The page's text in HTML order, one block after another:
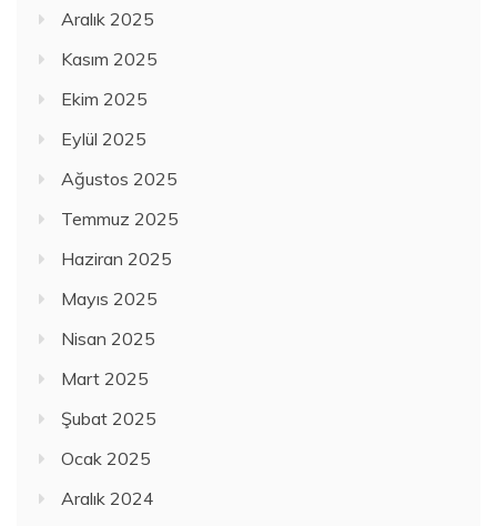
Aralık 2025
Kasım 2025
Ekim 2025
Eylül 2025
Ağustos 2025
Temmuz 2025
Haziran 2025
Mayıs 2025
Nisan 2025
Mart 2025
Şubat 2025
Ocak 2025
Aralık 2024